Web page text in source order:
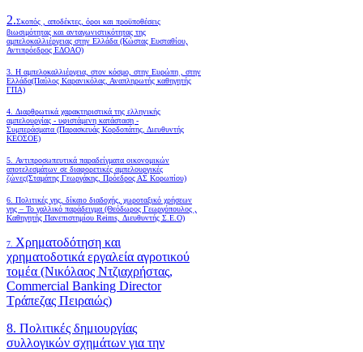
2.Σκοπός , αποδέκτες, όροι και προϋποθέσεις
βιωσιμότητας και ανταγωνιστικότητας της
αμπελοκαλλιέργειας στην Ελλάδα (Κώστας Ευσταθίου,
Αντιπρόεδρος ΕΔΟΑΟ)
3. Η αμπελοκαλλιέργεια, στον κόσμο, στην Ευρώπη , στην
Ελλάδα(Παύλος Καρανικόλας, Αναπληρωτής καθηγητής
ΓΠΑ)
4. Διαρθρωτικά χαρακτηριστικά της ελληνικής
αμπελουργίας - υφιστάμενη κατάσταση -
Συμπεράσματα (Παρασκευάς Κορδοπάτης, Διευθυντής
ΚΕΟΣΟΕ)
5. Αντιπροσωπευτικά παραδείγματα οικονομικών
αποτελεσμάτων σε διαφορετικές αμπελουργικές
ζώνες(Σταμάτης Γεωργάκης, Πρόεδρος ΑΣ Κορωπίου)
6. Πολιτικές γης, δίκαιο διαδοχής, χωροταξικό χρήσεων
γης – Το γαλλικό παράδειγμα (Θεόδωρος Γεωργόπουλος ,
Καθηγητής Πανεπιστημίου Reims, Διευθυντής Σ.Ε.Ο)
7. Χρηματοδότηση και
χρηματοδοτικά εργαλεία αγροτικού
τομέα (Νικόλαος Ντζιαχρήστας,
Commercial Banking Director
Τράπεζας Πειραιώς)
8. Πολιτικές δημιουργίας
συλλογικών σχημάτων για την